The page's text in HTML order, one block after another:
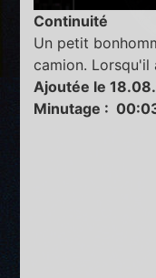
Continuité
Un petit
camion.
Ajoutée le
Minutage :